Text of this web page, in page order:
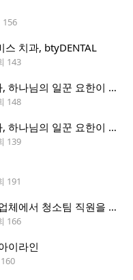
156
치과, btyDENTAL
143
진짜가 나타났다! 30년 경력 건축가, 하나님의 일꾼 요한이 책임 시공합니다.
148
진짜가 나타났다! 30년 경력 건축가, 하나님의 일꾼 요한이 책임 시공합니다.
139
191
레드몬드에 위치한 커머셜 클리닝 업체에서 청소팀 직원을 모집합니다.
166
이라인